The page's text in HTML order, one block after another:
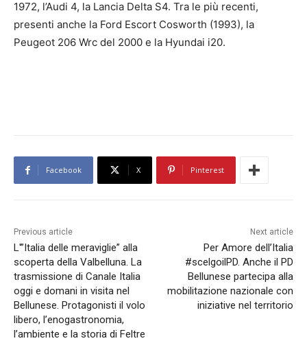
1972, l’Audi 4, la Lancia Delta S4. Tra le più recenti,
presenti anche la Ford Escort Cosworth (1993), la
Peugeot 206 Wrc del 2000 e la Hyundai i20.
Facebook X Pinterest
Previous article
L'”Italia delle meraviglie” alla
scoperta della Valbelluna. La
trasmissione di Canale Italia
oggi e domani in visita nel
Bellunese. Protagonisti il volo
libero, l’enogastronomia,
l’ambiente e la storia di Feltre
Next article
Per Amore dell’Italia
#scelgoilPD. Anche il PD
Bellunese partecipa alla
mobilitazione nazionale con
iniziative nel territorio